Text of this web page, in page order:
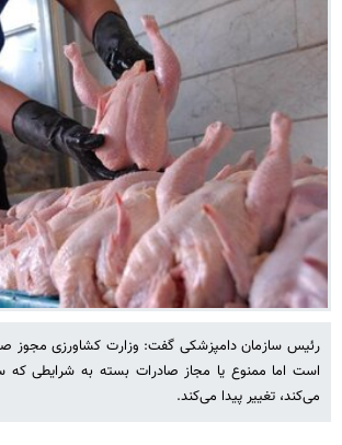
رئیس سازمان دامپزشکی گفت: وزارت کشاورزی مجوز
است اما ممنوع یا مجاز صادرات بسته به شرایطی که
می‌کند، تغییر پیدا می‌کند.